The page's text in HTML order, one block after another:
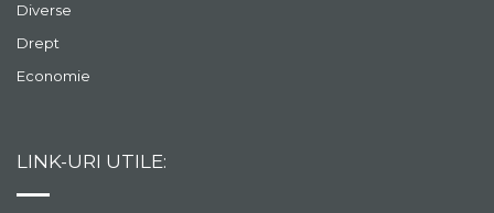
Diverse
Drept
Economie
LINK-URI UTILE: